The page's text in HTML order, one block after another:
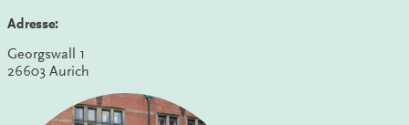
Adresse:
Georgswall 1
26603 Aurich